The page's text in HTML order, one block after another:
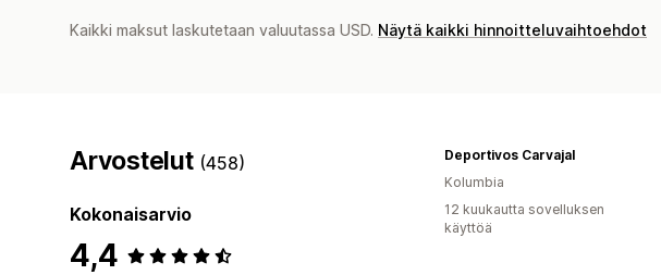
Kaikki maksut laskutetaan valuutassa USD. Näytä kaikki hinnoitteluvaihtoehdot
Arvostelut (458)
Kokonaisarvio
4,4
Deportivos Carvajal
Kolumbia
12 kuukautta sovelluksen
käyttöä